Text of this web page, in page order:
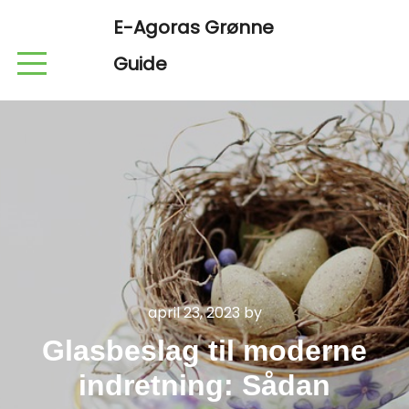
E-Agoras Grønne
Guide
april 23, 2023by
Glasbeslag til moderne
indretning: Sådan